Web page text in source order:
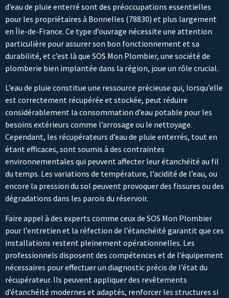
d’eau de pluie enterré sont des préoccupations essentielles
pour les propriétaires à Bonnelles (78830) et plus largement
en Île-de-France. Ce type d’ouvrage nécessite une attention
particulière pour assurer son bon fonctionnement et sa
durabilité, et c’est là que SOS Mon Plombier, une société de
plomberie bien implantée dans la région, joue un rôle crucial.
L’eau de pluie constitue une ressource précieuse qui, lorsqu’elle
est correctement récupérée et stockée, peut réduire
considérablement la consommation d’eau potable pour les
besoins extérieurs comme l’arrosage ou le nettoyage.
Cependant, les récupérateurs d’eau de pluie enterrés, tout en
étant efficaces, sont soumis à des contraintes
environnementales qui peuvent affecter leur étanchéité au fil
du temps. Les variations de température, l’acidité de l’eau, ou
encore la pression du sol peuvent provoquer des fissures ou des
dégradations dans les parois du réservoir.
Faire appel à des experts comme ceux de SOS Mon Plombier
pour l’entretien et la réfection de l’étanchéité garantit que ces
installations restent pleinement opérationnelles. Les
professionnels disposent des compétences et de l’équipement
nécessaires pour effectuer un diagnostic précis de l’état du
récupérateur. Ils peuvent appliquer des revêtements
d’étanchéité modernes et adaptés, renforcer les structures si